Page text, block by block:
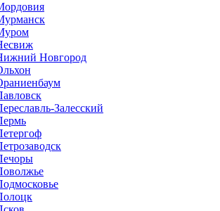
Новгород
Залесский